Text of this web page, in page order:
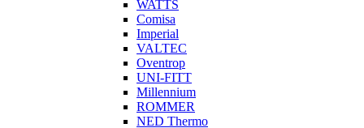
WATTS
Comisa
Imperial
VALTEC
Oventrop
UNI-FITT
Millennium
ROMMER
NED Thermo